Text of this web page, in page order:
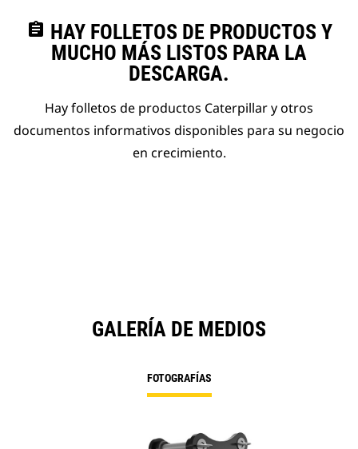
assignment HAY FOLLETOS DE PRODUCTOS Y
MUCHO MÁS LISTOS PARA LA
DESCARGA.
Hay folletos de productos Caterpillar y otros
documentos informativos disponibles para su negocio
en crecimiento.
GALERÍA DE MEDIOS
FOTOGRAFÍAS